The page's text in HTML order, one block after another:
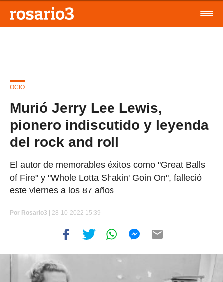
OCIO
Murió Jerry Lee Lewis,
pionero indiscutido y leyenda
del rock and roll
El autor de memorables éxitos como "Great Balls
of Fire" y "Whole Lotta Shakin' Goin On", falleció
este viernes a los 87 años
Por Rosario3 | 28-10-2022 15:39